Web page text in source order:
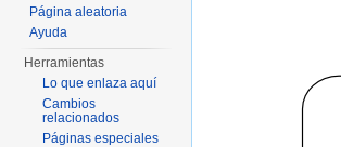
Página aleatoria
Ayuda
Herramientas
Lo que enlaza aquí
Cambios
relacionados
Páginas especiales